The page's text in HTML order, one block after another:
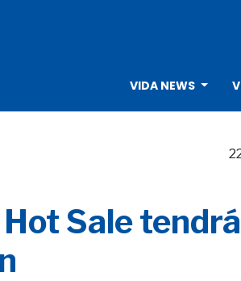
VIDA NEWS
Sale